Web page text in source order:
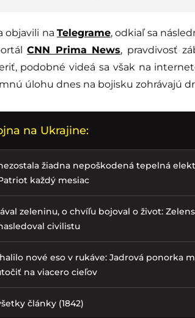
objavili naTelegrame, odkiaľ sa
CNN Prima News, pravdivosť
podobné videá sa však na
úlohu dnes na bojisku zohrávajú
na Ukrajine:
žiadna nepoškodená tepelná
každý mesiac
zeleninu, o chvíľu bojoval o život:
civilistu
nové eso v rukáve: Jadrová ponorka
na viacero cieľov
články (1842)